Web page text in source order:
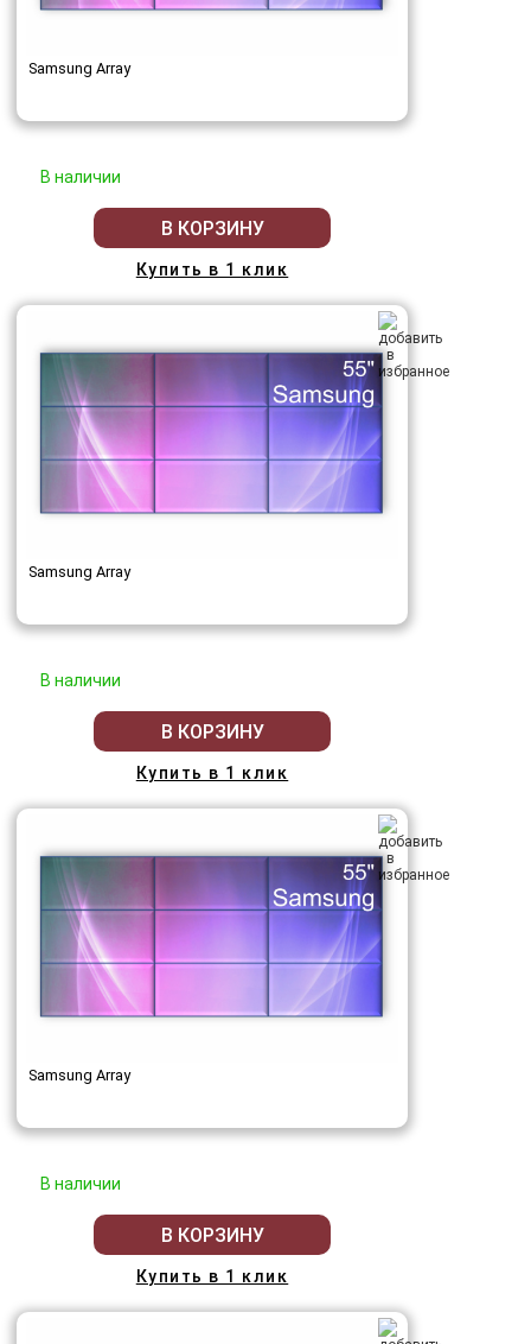
Samsung Array
В наличии
В КОРЗИНУ
Купить в 1 клик
Samsung Array
В наличии
В КОРЗИНУ
Купить в 1 клик
Samsung Array
В наличии
В КОРЗИНУ
Купить в 1 клик